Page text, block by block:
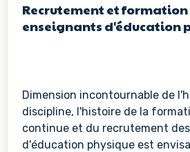
Recrutement et formation
enseignants d'éducation
Dimension incontournable de
discipline, l'histoire de la
continue et du recrutement
d'éducation physique est